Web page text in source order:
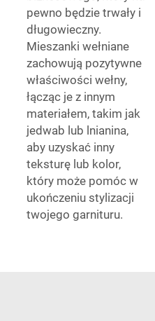
pewno będzie trwały i
długowieczny.
Mieszanki wełniane
zachowują pozytywne
właściwości wełny,
łącząc je z innym
materiałem, takim jak
jedwab lub lnianina,
aby uzyskać inny
teksturę lub kolor,
który może pomóc w
ukończeniu stylizacji
twojego garnituru.